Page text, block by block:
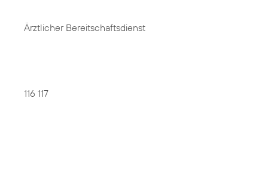
Ärztlicher Bereitschaftsdienst
116 117